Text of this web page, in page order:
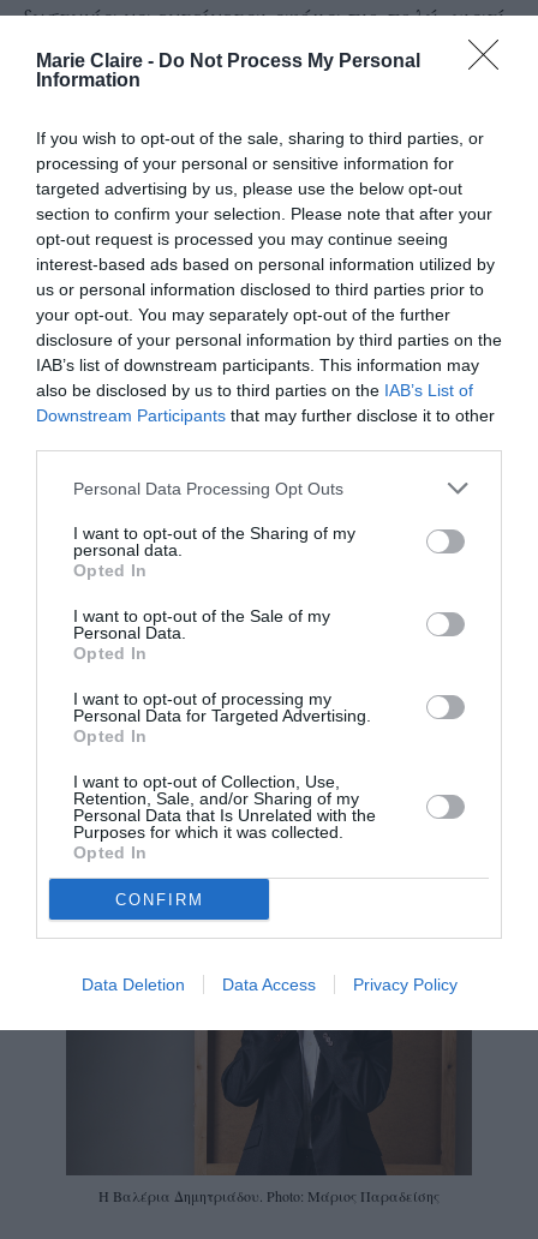
Marie Claire - Do Not Process My Personal
Information
If you wish to opt-out of the sale, sharing to third parties, or
processing of your personal or sensitive information for
targeted advertising by us, please use the below opt-out
section to confirm your selection. Please note that after your
opt-out request is processed you may continue seeing
interest-based ads based on personal information utilized by
us or personal information disclosed to third parties prior to
your opt-out. You may separately opt-out of the further
disclosure of your personal information by third parties on the
IAB’s list of downstream participants. This information may
also be disclosed by us to third parties on the IAB’s List of
Downstream Participants that may further disclose it to other
Personal Data Processing Opt Outs
I want to opt-out of the Sharing of my
personal data.
Opted In
I want to opt-out of the Sale of my
Personal Data.
Opted In
I want to opt-out of processing my
Personal Data for Targeted Advertising.
Opted In
I want to opt-out of Collection, Use,
Retention, Sale, and/or Sharing of my
Personal Data that Is Unrelated with the
Purposes for which it was collected.
Opted In
CONFIRM
Data Deletion Data Access Privacy Policy
δυστυχία να εντείνεται ακόμα πιο πολύ, γιατί
νομίζουν ότι είναι οι μόνοι δυστυχισμένοι.
Φαύλος κύκλος. Κι ενώ έχει ξεφύγει τόσο πολύ
το πράγμα, υπάρχει πολύ μεγαλύτερη ανοχή
και λιγότερη αντίσταση σε όλες τις μορφές
καταπίεσης. Ναι. Προφανώς και υπήρχε πάντα
η επίγνωση της κοροϊδίας εκ μέρους των
πολιτικών, τα τελευταία χρόνια όμως -όπου όλα
καταγράφονται στη μνήμη μας καλύτερα λόγω
των βίντεο στο Ίντερνετ- μου φαίνεται
αδιανόητο το ότι, ενώ βλέπουμε πόσο εύκολα
γίνεται το άσπρο μαύρο από τη μια μέρα στην
άλλη, περνάει ως το πλέον φυσιολογικό και
αντιδρούν τόσο λίγοι.
»Ταυτόχρονα, επειδή προφανώς και δεν είναι
μόνο μαύρο το πράγμα… Σίγουρα υπάρχουν
και αγώνες που κερδήθηκαν αυτήν τη δεκαετία.
Μιλάμε πιο ανοιχτά πλέον, ψάχνουμε να
βρούμε τις σωστές λέξεις, αναγνωρίζουμε τη
μοναδικότητα του καθενός, αγωνιζόμαστε για
παλέψουμε την πατριαρχία και να αφανίσουμε
τον φασισμό».
Η Βαλέρια Δημητριάδου. Photo: Μάριος Παραδείσης